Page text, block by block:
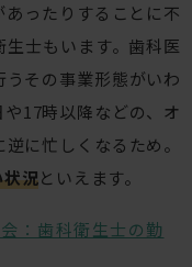
ったりすることに不
士もいます。歯科医
その事業形態がいわ
17時以降などの、オ
に忙しくなるため。
況といえます。
：歯科衛生士の勤